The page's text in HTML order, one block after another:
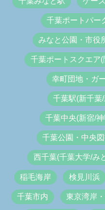
千葉ポートパー
みなと公園・市役
千葉ポートスクエア
幸町団地・ガ
千葉駅(新千葉
千葉中央(新宿/
千葉公園・中央
西千葉(千葉大学/み
稲毛海岸 検見川浜
千葉市内 東京湾岸